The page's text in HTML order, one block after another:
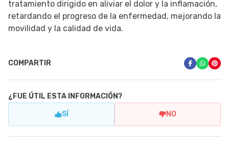
tratamiento dirigido en aliviar el dolor y la inflamación,
retardando el progreso de la enfermedad, mejorando la
movilidad y la calidad de vida.
COMPARTIR
¿FUE ÚTIL ESTA INFORMACIÓN?
SÍ NO